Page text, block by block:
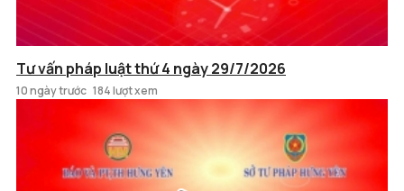
Tư vấn pháp luật thứ 4 ngày 29/7/2026
10 ngày trước 184 lượt xem